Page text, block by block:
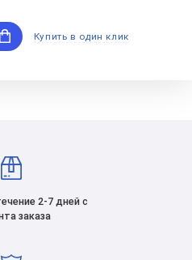
Купить в один клик
2-7 дней с
заказа